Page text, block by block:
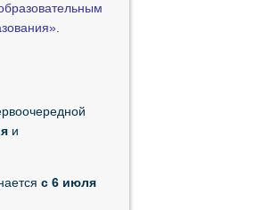
.
и
с 6 июля